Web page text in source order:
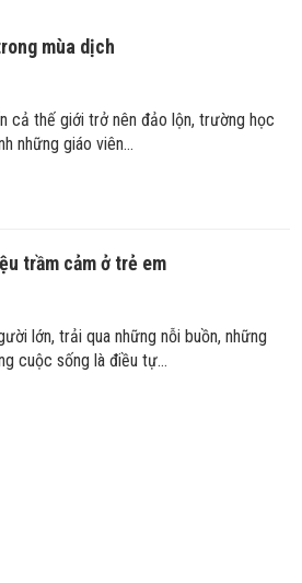
mùa dịch
cả thế giới trở nên đảo lộn, trường học
những giáo viên…
trầm cảm ở trẻ em
lớn, trải qua những nỗi buồn, những
cuộc sống là điều tự…